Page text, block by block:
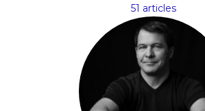
51 articles